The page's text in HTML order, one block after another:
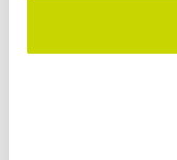
sull'icona di
raccogliere